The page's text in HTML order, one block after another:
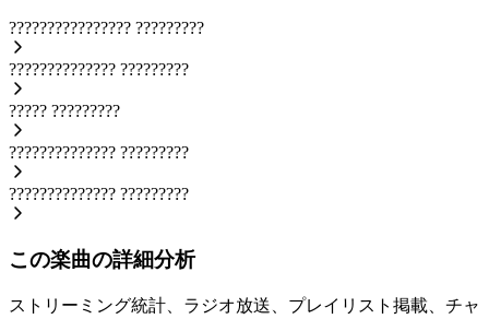
???????????????? ?????????
?????????????? ?????????
????? ?????????
?????????????? ?????????
?????????????? ?????????
この楽曲の詳細分析
ストリーミング統計、ラジオ放送、プレイリスト掲載、チャ